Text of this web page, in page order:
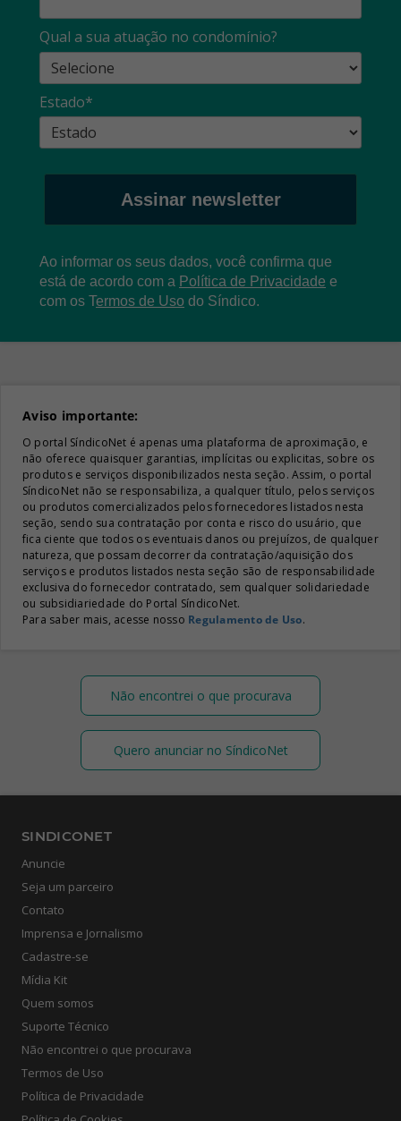
Qual a sua atuação no condomínio?
Estado*
Assinar newsletter
Ao informar os seus dados, você confirma que
está de acordo com a Política de Privacidade e
com os Termos de Uso do Síndico.
Aviso importante:
O portal SíndicoNet é apenas uma plataforma de aproximação, e
não oferece quaisquer garantias, implícitas ou explicitas, sobre os
produtos e serviços disponibilizados nesta seção. Assim, o portal
SíndicoNet não se responsabiliza, a qualquer título, pelos serviços
ou produtos comercializados pelos fornecedores listados nesta
seção, sendo sua contratação por conta e risco do usuário, que
fica ciente que todos os eventuais danos ou prejuízos, de qualquer
natureza, que possam decorrer da contratação/aquisição dos
serviços e produtos listados nesta seção são de responsabilidade
exclusiva do fornecedor contratado, sem qualquer solidariedade
ou subsidiariedade do Portal SíndicoNet.
Para saber mais, acesse nosso Regulamento de Uso.
Não encontrei o que procurava
Quero anunciar no SíndicoNet
SINDICONET
Anuncie
Seja um parceiro
Contato
Imprensa e Jornalismo
Cadastre-se
Mídia Kit
Quem somos
Suporte Técnico
Não encontrei o que procurava
Termos de Uso
Política de Privacidade